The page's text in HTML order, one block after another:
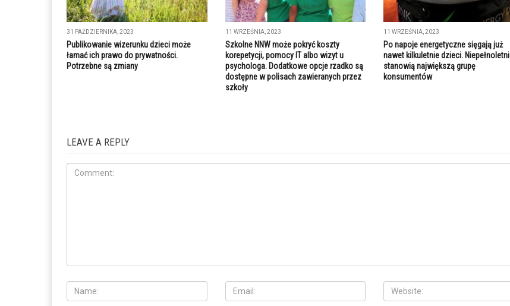
31 PAŹDZIERNIKA, 2023
Publikowanie wizerunku dzieci może
łamać ich prawo do prywatności.
Potrzebne są zmiany
11 WRZEŚNIA, 2023
Szkolne NNW może pokryć koszty
korepetycji, pomocy IT albo wizyt u
psychologa. Dodatkowe opcje rzadko są
dostępne w polisach zawieranych przez
szkoły
11 WRZEŚNIA, 2023
Po napoje energetyczne sięgają już
nawet kilkuletnie dzieci. Niepełnoletni
stanowią największą grupę
konsumentów
LEAVE A REPLY